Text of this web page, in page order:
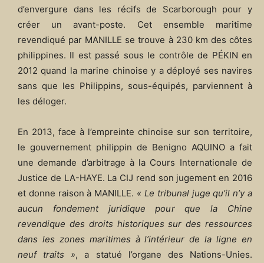
d’envergure dans les récifs de Scarborough pour y
créer un avant-poste. Cet ensemble maritime
revendiqué par MANILLE se trouve à 230 km des côtes
philippines. Il est passé sous le contrôle de PÉKIN en
2012 quand la marine chinoise y a déployé ses navires
sans que les Philippins, sous-équipés, parviennent à
les déloger.
En 2013, face à l’empreinte chinoise sur son territoire,
le gouvernement philippin de Benigno AQUINO a fait
une demande d’arbitrage à la Cours Internationale de
Justice de LA-HAYE. La CIJ rend son jugement en 2016
et donne raison à MANILLE. « Le tribunal juge qu’il n’y a
aucun fondement juridique pour que la Chine
revendique des droits historiques sur des ressources
dans les zones maritimes à l’intérieur de la ligne en
neuf traits », a statué l’organe des Nations-Unies.